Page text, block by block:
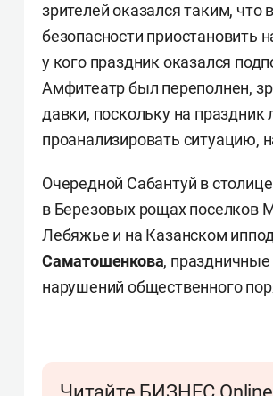
зрителей оказался таким,
безопасности приостановить
у кого праздник оказался
Амфитеатр был переполнен,
давки, поскольку на
проанализировать ситуацию,
Очередной Сабантуй в
в Березовых рощах поселков
Лебяжье и на Казанском
Саматошенкова, праздничные
нарушений общественного